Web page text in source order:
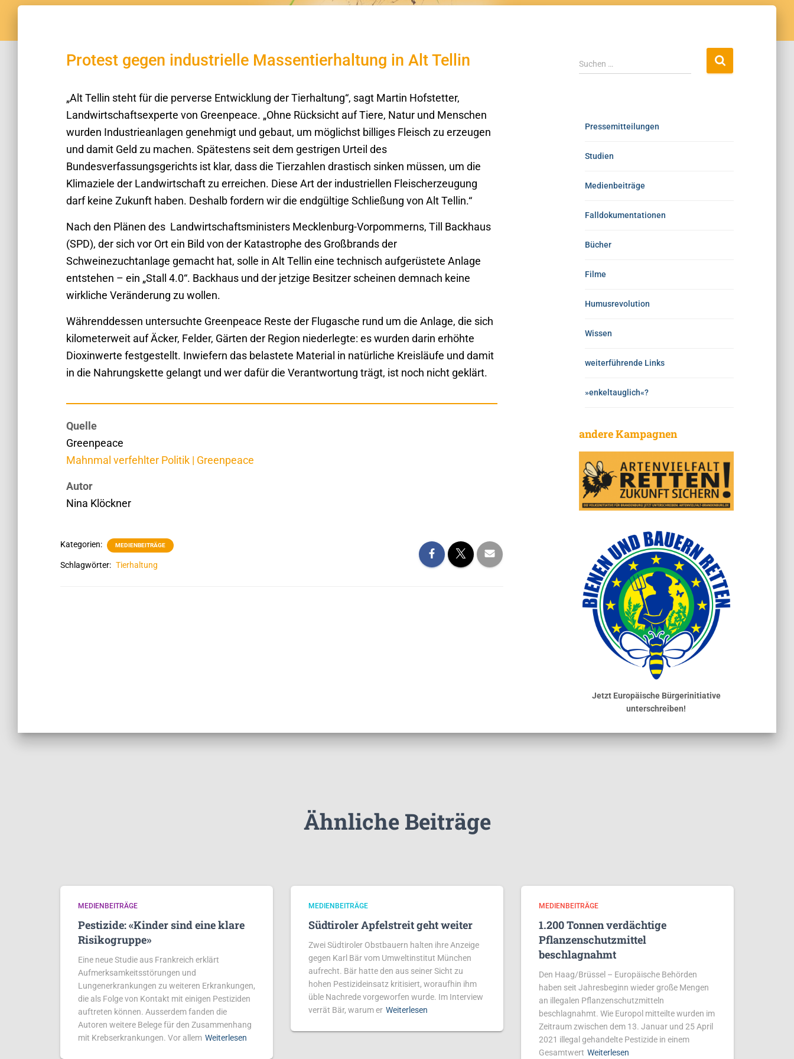
Protest gegen industrielle Massentierhaltung in Alt Tellin
„Alt Tellin steht für die perverse Entwicklung der Tierhaltung“, sagt Martin Hofstetter,
Landwirtschaftsexperte von Greenpeace. „Ohne Rücksicht auf Tiere, Natur und Menschen
wurden Industrieanlagen genehmigt und gebaut, um möglichst billiges Fleisch zu erzeugen
und damit Geld zu machen. Spätestens seit dem gestrigen Urteil des
Bundesverfassungsgerichts ist klar, dass die Tierzahlen drastisch sinken müssen, um die
Klimaziele der Landwirtschaft zu erreichen. Diese Art der industriellen Fleischerzeugung
darf keine Zukunft haben. Deshalb fordern wir die endgültige Schließung von Alt Tellin.“
Nach den Plänen des Landwirtschaftsministers Mecklenburg-Vorpommerns, Till Backhaus
(SPD), der sich vor Ort ein Bild von der Katastrophe des Großbrands der
Schweinezuchtanlage gemacht hat, solle in Alt Tellin eine technisch aufgerüstete Anlage
entstehen – ein „Stall 4.0“. Backhaus und der jetzige Besitzer scheinen demnach keine
wirkliche Veränderung zu wollen.
Währenddessen untersuchte Greenpeace Reste der Flugasche rund um die Anlage, die sich
kilometerweit auf Äcker, Felder, Gärten der Region niederlegte: es wurden darin erhöhte
Dioxinwerte festgestellt. Inwiefern das belastete Material in natürliche Kreisläufe und damit
in die Nahrungskette gelangt und wer dafür die Verantwortung trägt, ist noch nicht geklärt.
Quelle
Greenpeace
Mahnmal verfehlter Politik | Greenpeace
Autor
Nina Klöckner
Kategorien: MEDIENBEITRÄGE
Schlagwörter: Tierhaltung
Suchen …
Pressemitteilungen
Studien
Medienbeiträge
Falldokumentationen
Bücher
Filme
Humusrevolution
Wissen
weiterführende Links
»enkeltauglich«?
andere Kampagnen
Jetzt Europäische Bürgerinitiative
unterschreiben!
Ähnliche Beiträge
MEDIENBEITRÄGE
Pestizide: «Kinder sind eine klare
Risikogruppe»
Eine neue Studie aus Frankreich erklärt
Aufmerksamkeitsstörungen und
Lungenerkrankungen zu weiteren Erkrankungen,
die als Folge von Kontakt mit einigen Pestiziden
auftreten können. Ausserdem fanden die
Autoren weitere Belege für den Zusammenhang
mit Krebserkrankungen. Vor allem Weiterlesen
MEDIENBEITRÄGE
Südtiroler Apfelstreit geht weiter
Zwei Südtiroler Obstbauern halten ihre Anzeige
gegen Karl Bär vom Umweltinstitut München
aufrecht. Bär hatte den aus seiner Sicht zu
hohen Pestizideinsatz kritisiert, woraufhin ihm
üble Nachrede vorgeworfen wurde. Im Interview
verrät Bär, warum er Weiterlesen
MEDIENBEITRÄGE
1.200 Tonnen verdächtige
Pflanzenschutzmittel
beschlagnahmt
Den Haag/Brüssel – Europäische Behörden
haben seit Jahresbeginn wieder große Mengen
an illegalen Pflanzenschutzmitteln
beschlagnahmt. Wie Europol mitteilte wurden im
Zeitraum zwischen dem 13. Januar und 25 April
2021 illegal gehandelte Pestizide in einem
Gesamtwert Weiterlesen